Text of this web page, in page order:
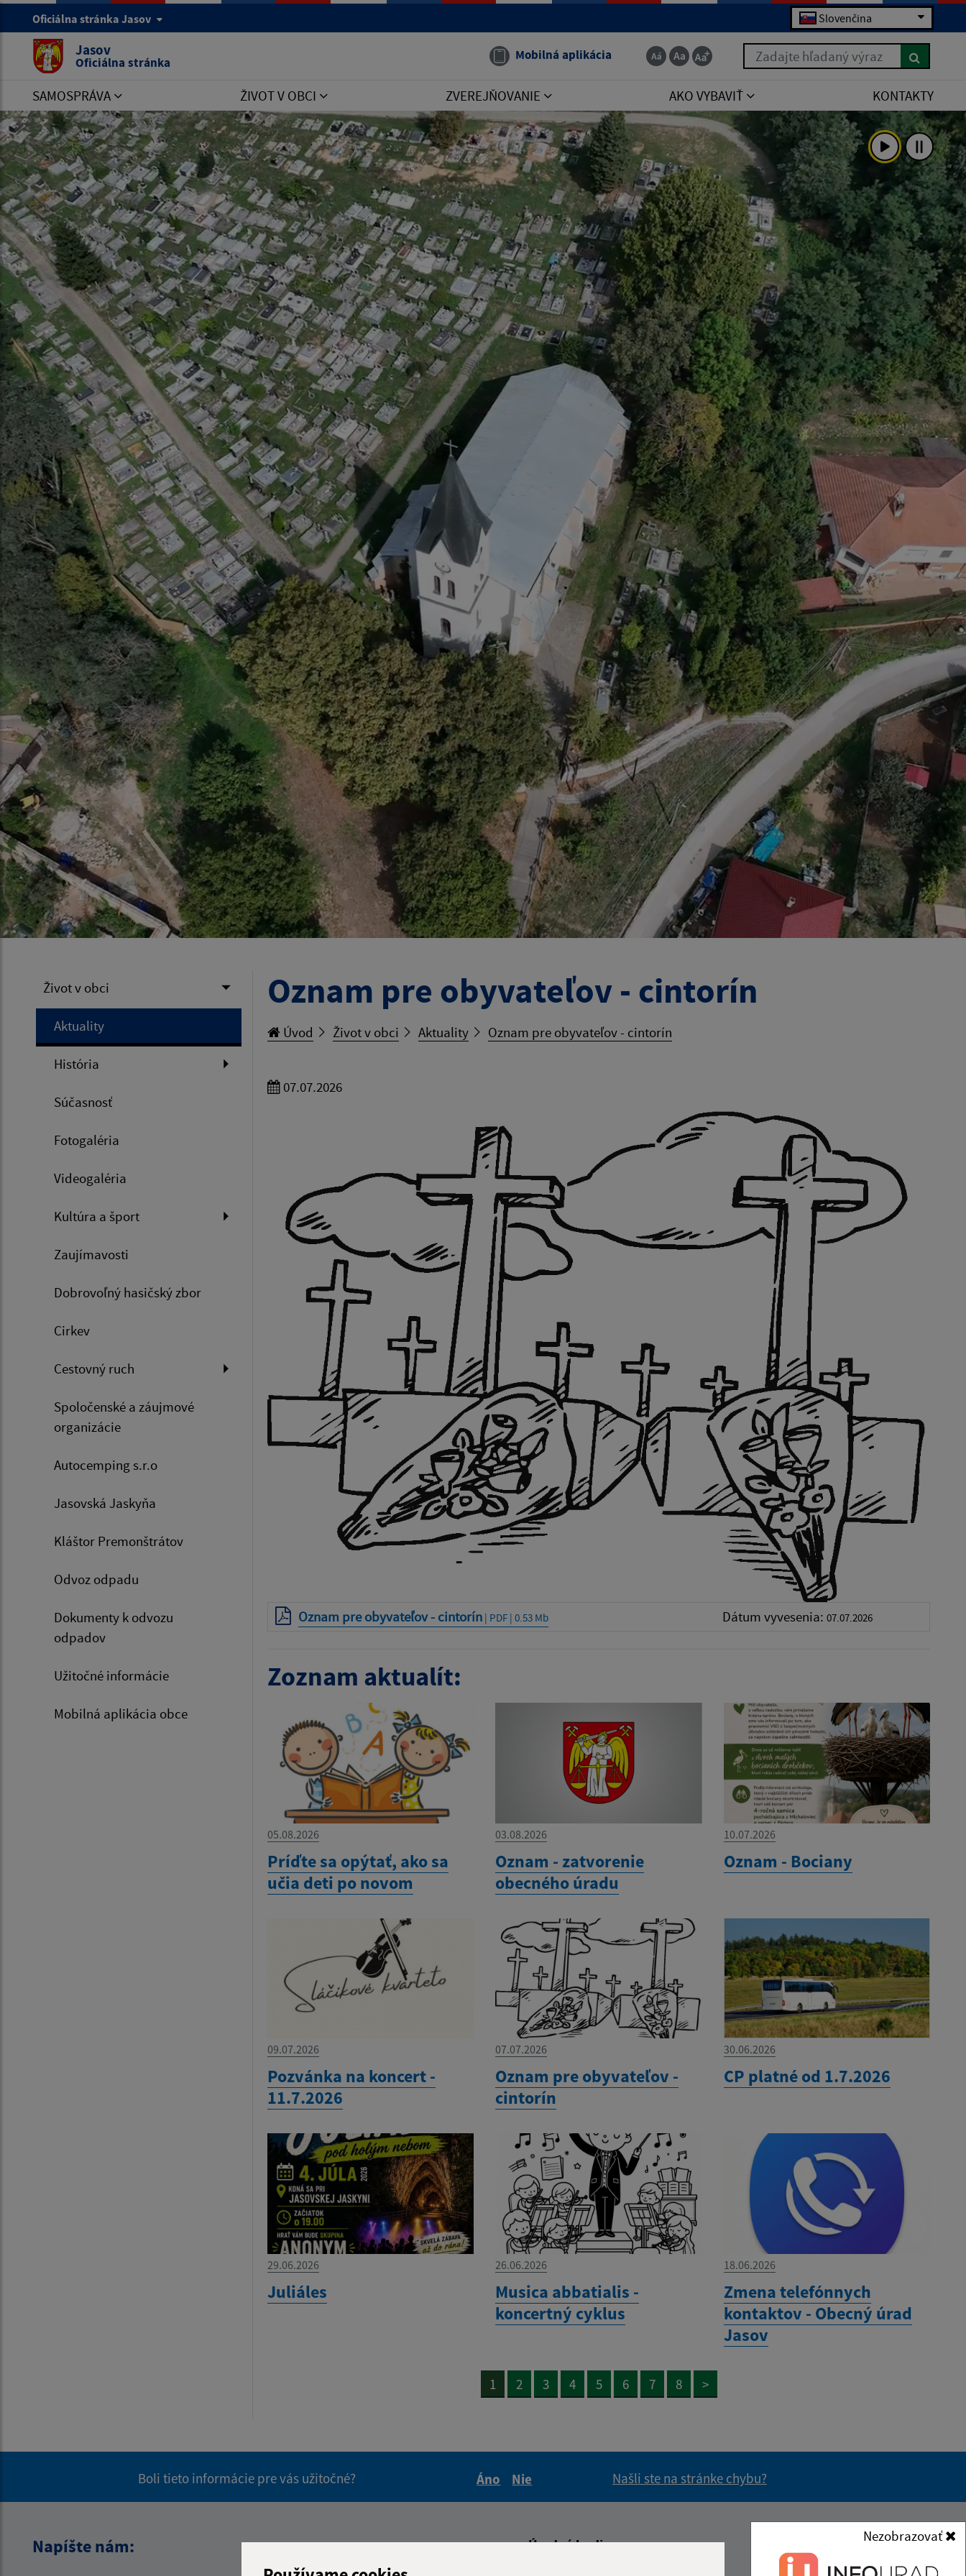
Nezobrazovať
Oficiálna stránka Jasov Slovenčina
Jasov
Oficiálna stránka Mobilná aplikácia Zadajte hľadaný výraz
SAMOSPRÁVA ŽIVOT V OBCI ZVEREJŇOVANIE AKO VYBAVIŤ KONTAKTY
Život v obci
Aktuality
História
Súčasnosť
Fotogaléria
Videogaléria
Kultúra a šport
Zaujímavosti
Dobrovoľný hasičský zbor
Cirkev
Cestovný ruch
Spoločenské a záujmové
organizácie
Autocemping s.r.o
Jasovská Jaskyňa
Kláštor Premonštrátov
Odvoz odpadu
Dokumenty k odvozu
odpadov
Užitočné informácie
Mobilná aplikácia obce
Oznam pre obyvateľov - cintorín
Úvod Život v obci Aktuality Oznam pre obyvateľov - cintorín
07.07.2026
Oznam pre obyvateľov - cintorín| PDF | 0.53 Mb Dátum vyvesenia: 07.07.2026
Zoznam aktualít:
05.08.2026
Príďte sa opýtať, ako sa
učia deti po novom
03.08.2026
Oznam - zatvorenie
obecného úradu
10.07.2026
Oznam - Bociany
09.07.2026
Pozvánka na koncert -
11.7.2026
07.07.2026
Oznam pre obyvateľov -
cintorín
30.06.2026
CP platné od 1.7.2026
29.06.2026
Juliáles
26.06.2026
Musica abbatialis -
koncertný cyklus
18.06.2026
Zmena telefónnych
kontaktov - Obecný úrad
Jasov
1 2 3 4 5 6 7 8 >
Boli tieto informácie pre vás užitočné?
Áno
Nie
Našli ste na stránke chybu?
Napíšte nám: Úradné hodiny: